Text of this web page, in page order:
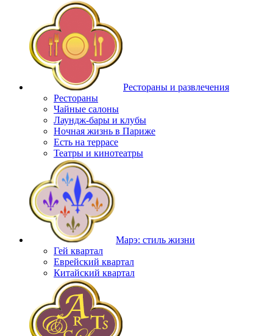
Рестораны и развлечения
Рестораны
Чайные салоны
Лаундж-бары и клубы
Ночная жизнь в Париже
Есть на террасе
Театры и кинотеатры
Марэ: стиль жизни
Гей квартал
Еврейский квартал
Китайский квартал